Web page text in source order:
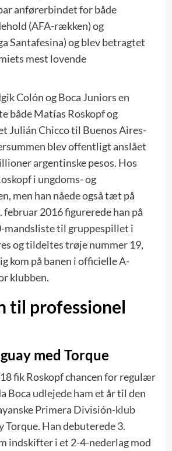
anførerbindet for både
(AFA-rækken) og
Santafesina) og blev betragtet
mest lovende
Colón og Boca Juniors en
både Matías Roskopf og
Julián Chicco til Buenos Aires-
blev offentligt anslået
argentinske pesos. Hos
i ungdoms- og
men han nåede også tæt på
2016 figurerede han på
mandsliste til gruppespillet i
og tildeltes trøje nummer 19,
kom på banen i officielle A-
klubben.
til professionel
med Torque
fik Roskopf chancen for regulær
Boca udlejede ham et år til den
Primera División-klub
Han debuterede 3.
indskifter i et 2-4-nederlag mod